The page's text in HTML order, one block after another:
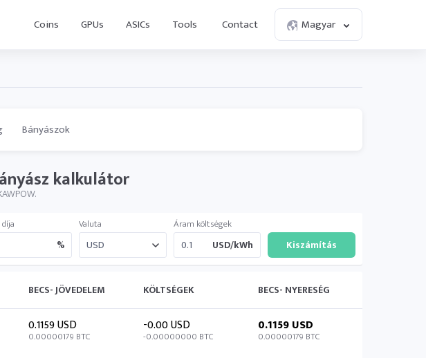
Coins GPUs ASICs Tools Contact Magyar
Bányászok
​​kalkulátor
%
Valuta Áram költségek
USD/kWh
BECS- JÖVEDELEM KÖLTSÉGEK BECS- NYERESÉG
0.1159 USD
0.00000179 BTC
-0.00 USD
-0.00000000 BTC
0.1159 USD
0.00000179 BTC